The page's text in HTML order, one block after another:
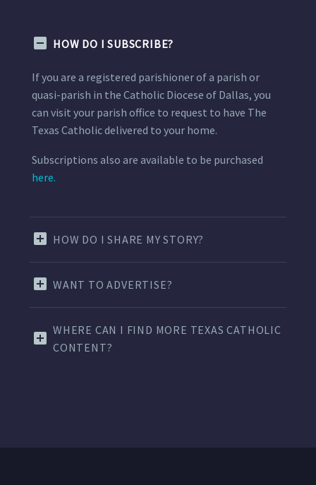
HOW DO I SUBSCRIBE?
If you are a registered parishioner of a parish or
quasi-parish in the Catholic Diocese of Dallas, you
can visit your parish office to request to have The
Texas Catholic delivered to your home.
Subscriptions also are available to be purchased
here.
HOW DO I SHARE MY STORY?
WANT TO ADVERTISE?
WHERE CAN I FIND MORE TEXAS CATHOLIC
CONTENT?